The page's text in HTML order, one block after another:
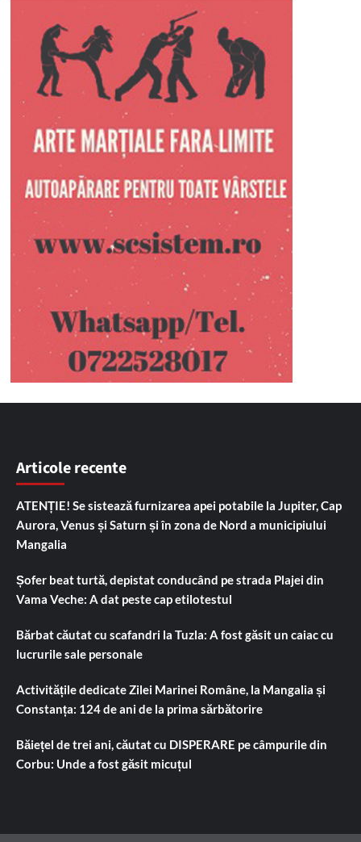
Articole recente
ATENȚIE! Se sistează furnizarea apei potabile la Jupiter, Cap
Aurora, Venus și Saturn și în zona de Nord a municipiului
Mangalia
Șofer beat turtă, depistat conducând pe strada Plajei din
Vama Veche: A dat peste cap etilotestul
Bărbat căutat cu scafandri la Tuzla: A fost găsit un caiac cu
lucrurile sale personale
Activitățile dedicate Zilei Marinei Române, la Mangalia și
Constanța: 124 de ani de la prima sărbătorire
Băiețel de trei ani, căutat cu DISPERARE pe câmpurile din
Corbu: Unde a fost găsit micuțul